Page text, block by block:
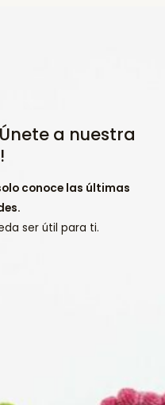
a nuestra
conoce las últimas
ser útil para ti.